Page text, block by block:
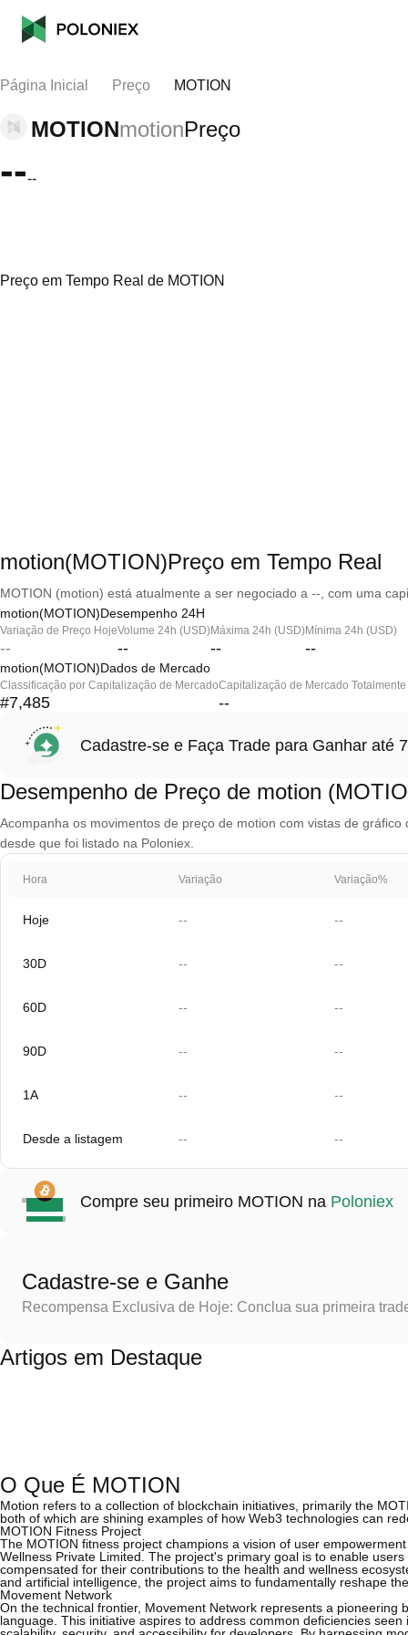
Página Inicial Preço MOTION
MOTIONmotionPreço
----
Preço em Tempo Real de MOTION
motion(MOTION)Preço em Tempo Real
MOTION (motion) está atualmente a ser negociado a --, com uma
motion(MOTION)Desempenho 24H
Variação de Preço Hoje
--
Volume 24h (USD)
--
Máxima 24h (USD)
--
Mínima 24h (USD)
--
motion(MOTION)Dados de Mercado
Classificação por Capitalização de Mercado
#7,485
Capitalização de Mercado
--
Cadastre-se e Faça Trade para Ganhar até
Desempenho de Preço de motion
Acompanha os movimentos de preço de motion com vistas de
desde que foi listado na Poloniex.
Hora Variação Variação%
Hoje -- --
30D -- --
60D -- --
90D -- --
1A -- --
Desde a listagem -- --
Compre seu primeiro MOTION na Poloniex
Cadastre-se e Ganhe
Recompensa Exclusiva de Hoje: Conclua sua primeira
Artigos em Destaque
O Que É MOTION
Motion refers to a collection of blockchain initiatives, primarily the
both of which are shining examples of how Web3 technologies can
MOTION Fitness Project
The MOTION fitness project champions a vision of user
Wellness Private Limited. The project's primary goal is to enable
compensated for their contributions to the health and wellness
and artificial intelligence, the project aims to fundamentally reshape
Movement Network
On the technical frontier, Movement Network represents a
language. This initiative aspires to address common deficiencies